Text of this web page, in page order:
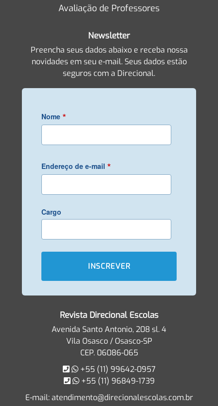
Avaliação de Professores
Newsletter
Preencha seus dados abaixo e receba nossa
novidades em seu e-mail. Seus dados estão
seguros com a Direcional.
Nome *
Endereço de e-mail *
Cargo
Revista Direcional Escolas
Avenida Santo Antonio, 208 sl. 4
Vila Osasco / Osasco-SP
CEP. 06086-065
+55 (11) 99642-0957
+55 (11) 96849-1739
E-mail:atendimento@direcionalescolas.com.br